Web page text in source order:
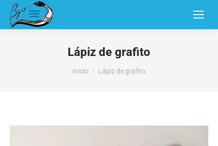
Lápiz de grafito
Estás aquí:
Inicio Lápiz de grafito